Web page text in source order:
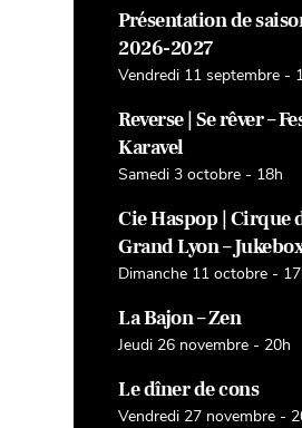
Présentation de
2026-2027
Vendredi 11 septembre -
Reverse | Se rêver –
Karavel
Samedi 3 octobre - 18h
Cie Haspop | Cirque
Grand Lyon –
Dimanche 11 octobre -
La Bajon – Zen
Jeudi 26 novembre - 20h
Le dîner de cons
Vendredi 27 novembre -